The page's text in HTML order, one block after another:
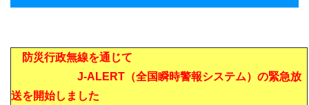
防災行政無線を通じて
J-ALERT（全国瞬時警報システム）の緊急放
送を開始しました